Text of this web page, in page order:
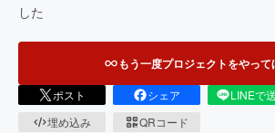
した
もう一度プロジェクトをやって
ポスト シェア LINEで
埋め込み
QRコード